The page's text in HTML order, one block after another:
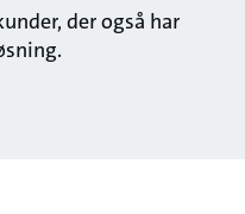
der også har